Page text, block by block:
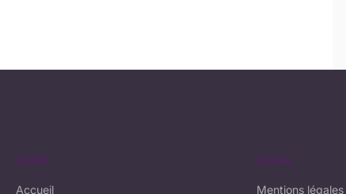
LIENS
Accueil
LÉGAL
Mentions légales